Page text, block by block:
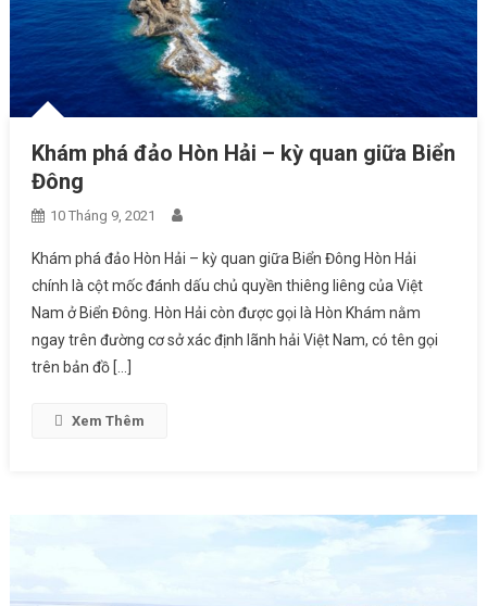
Khám phá đảo Hòn Hải – kỳ quan giữa Biển
Đông
10 Tháng 9, 2021
Khám phá đảo Hòn Hải – kỳ quan giữa Biển Đông Hòn Hải
chính là cột mốc đánh dấu chủ quyền thiêng liêng của Việt
Nam ở Biển Đông. Hòn Hải còn được gọi là Hòn Khám nằm
ngay trên đường cơ sở xác định lãnh hải Việt Nam, có tên gọi
trên bản đồ […]
Xem Thêm